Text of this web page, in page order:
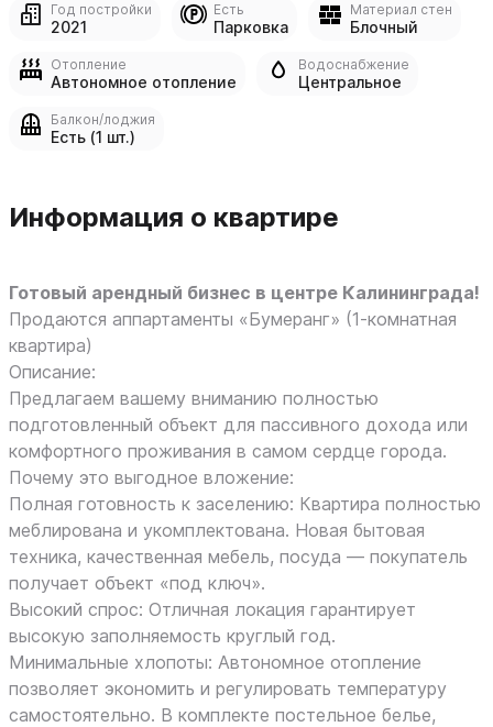
Год постройки
2021
Есть
Парковка
Материал стен
Блочный
Отопление
Автономное отопление
Водоснабжение
Центральное
Балкон/лоджия
Есть (1 шт.)
Информация о квартире
Готовый арендный бизнес в центре Калининграда!
Продаются аппартаменты «Бумеранг» (1-комнатная
квартира)
Описание:
Предлагаем вашему вниманию полностью
подготовленный объект для пассивного дохода или
комфортного проживания в самом сердце города.
Почему это выгодное вложение:
Полная готовность к заселению: Квартира полностью
меблирована и укомплектована. Новая бытовая
техника, качественная мебель, посуда — покупатель
получает объект «под ключ».
Высокий спрос: Отличная локация гарантирует
высокую заполняемость круглый год.
Минимальные хлопоты: Автономное отопление
позволяет экономить и регулировать температуру
самостоятельно. В комплекте постельное белье,